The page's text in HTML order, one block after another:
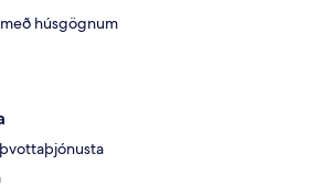
húsgögnum